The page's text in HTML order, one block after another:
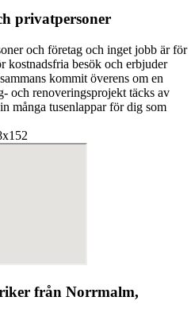
privatpersoner
och företag och inget jobb är för
kostnadsfria besök och erbjuder
kommit överens om en
och renoveringsprojekt täcks av
många tusenlappar för dig som
från Norrmalm,